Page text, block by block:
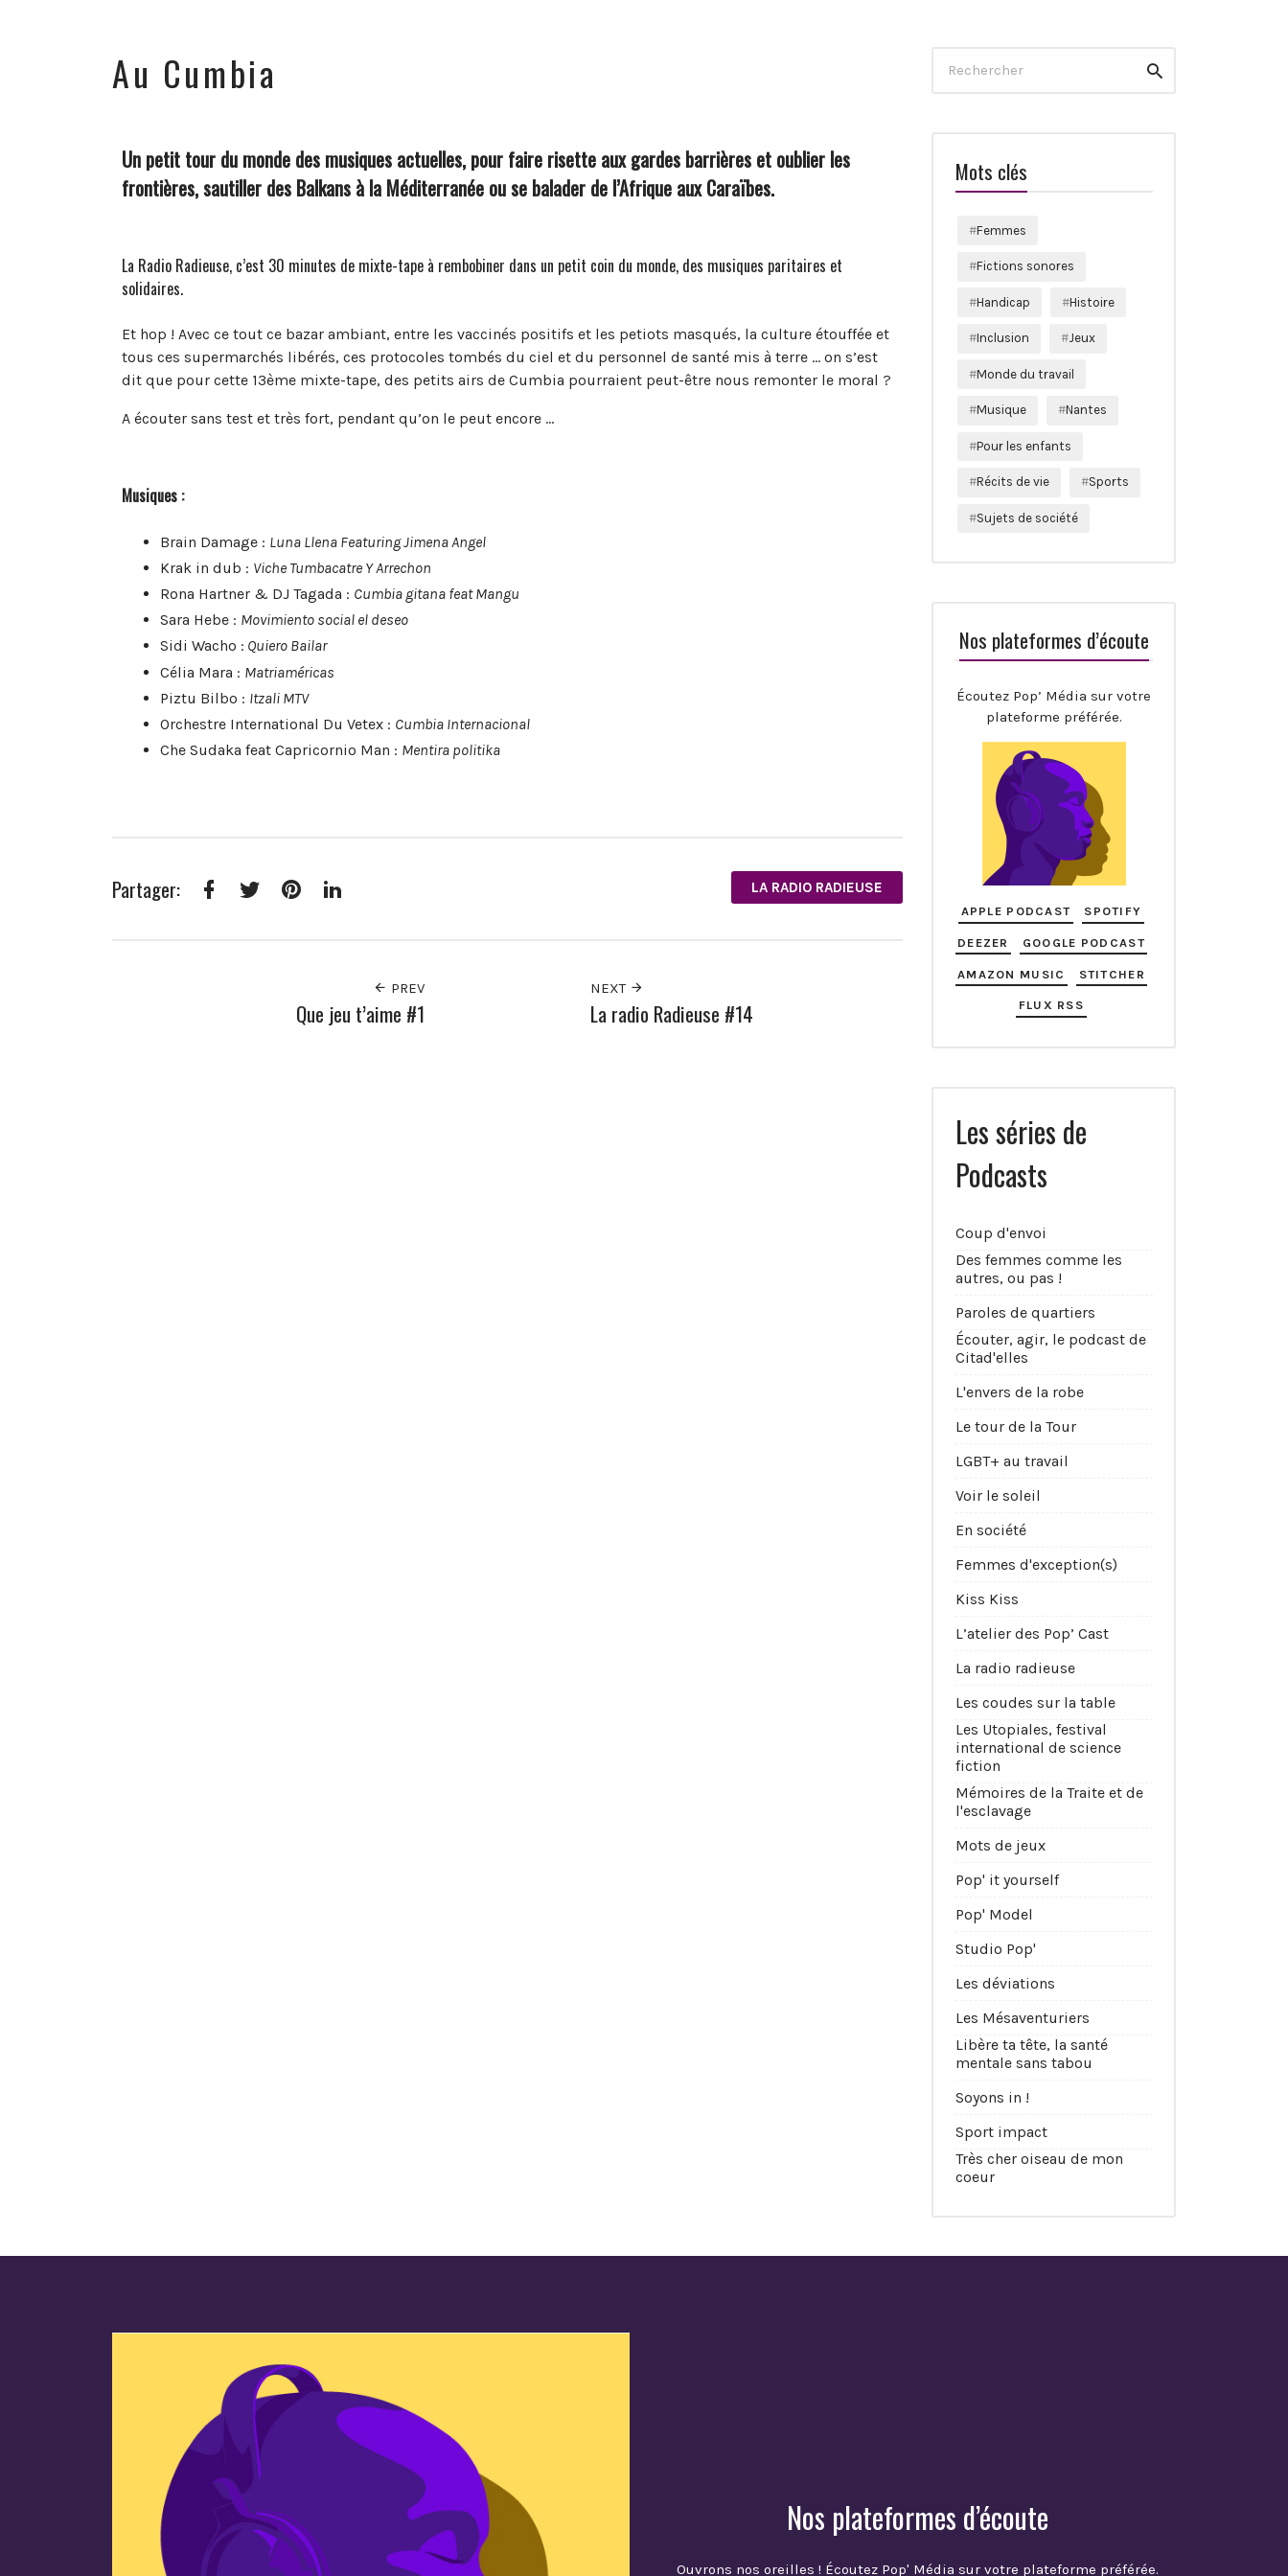
Au Cumbia
Un petit tour du monde des musiques actuelles, pour faire risette aux gardes barrières et oublier les
frontières, sautiller des Balkans à la Méditerranée ou se balader de l’Afrique aux Caraïbes.
La Radio Radieuse, c’est 30 minutes de mixte-tape à rembobiner dans un petit coin du monde, des musiques paritaires et
solidaires.
Et hop ! Avec ce tout ce bazar ambiant, entre les vaccinés positifs et les petiots masqués, la culture étouffée et
tous ces supermarchés libérés, ces protocoles tombés du ciel et du personnel de santé mis à terre … on s’est
dit que pour cette 13ème mixte-tape, des petits airs de Cumbia pourraient peut-être nous remonter le moral ?
A écouter sans test et très fort, pendant qu’on le peut encore …
Musiques :
Brain Damage : Luna Llena Featuring Jimena Angel
Krak in dub : Viche Tumbacatre Y Arrechon
Rona Hartner & DJ Tagada : Cumbia gitana feat Mangu
Sara Hebe : Movimiento social el deseo
Sidi Wacho : Quiero Bailar
Célia Mara : Matriaméricas
Piztu Bilbo : Itzali MTV
Orchestre International Du Vetex : Cumbia Internacional
Che Sudaka feat Capricornio Man : Mentira politika
Partager: LA RADIO RADIEUSE
PREV
Que jeu t’aime #1
NEXT
La radio Radieuse #14
for:
Rechercher
Mots clés
Femmes
Fictions sonores
Handicap Histoire
Inclusion Jeux
Monde du travail
Musique Nantes
Pour les enfants
Récits de vie Sports
Sujets de société
Nos plateformes d’écoute
Écoutez Pop’ Média sur votre
plateforme préférée.
APPLE PODCAST SPOTIFY
DEEZER GOOGLE PODCAST
AMAZON MUSIC STITCHER
FLUX RSS
Les séries de
Podcasts
Coup d'envoi
Des femmes comme les
autres, ou pas !
Paroles de quartiers
Écouter, agir, le podcast de
Citad'elles
L'envers de la robe
Le tour de la Tour
LGBT+ au travail
Voir le soleil
En société
Femmes d'exception(s)
Kiss Kiss
L’atelier des Pop’ Cast
La radio radieuse
Les coudes sur la table
Les Utopiales, festival
international de science
fiction
Mémoires de la Traite et de
l'esclavage
Mots de jeux
Pop' it yourself
Pop' Model
Studio Pop'
Les déviations
Les Mésaventuriers
Libère ta tête, la santé
mentale sans tabou
Soyons in !
Sport impact
Très cher oiseau de mon
coeur
Nos plateformes d’écoute
Ouvrons nos oreilles ! Écoutez Pop' Média sur votre plateforme préférée.